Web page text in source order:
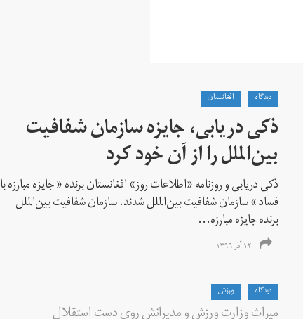
دیدگاه افغانستان
ذکی دریابی، جایزه سازمان شفافیت
بین‌الملل را از آن خود کرد
ذکی دریابی و روزنامه «اطلاعات‌ روز» افغانستان برنده « جایزه مبارزه با
فساد » سازمان شفافیت بین‌الملل شدند. سازمان شفافیت بین‌الملل
برنده جایزه مبارزه...
۱۲ آذر ۱۳۹۹
دیدگاه ورزش